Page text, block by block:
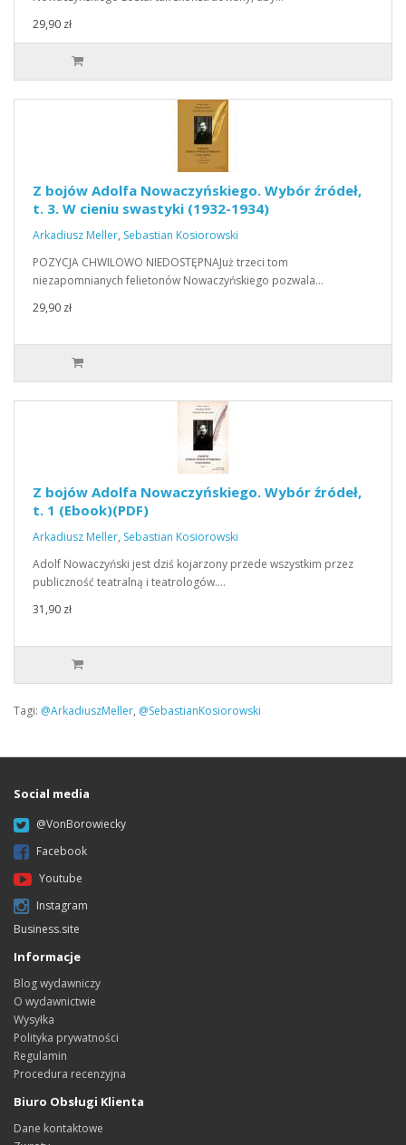
29,90 zł
Z bojów Adolfa Nowaczyńskiego. Wybór źródeł,
t. 3. W cieniu swastyki (1932-1934)
Arkadiusz Meller, Sebastian Kosiorowski
POZYCJA CHWILOWO NIEDOSTĘPNAJuż trzeci tom
niezapomnianych felietonów Nowaczyńskiego pozwala…
29,90 zł
Z bojów Adolfa Nowaczyńskiego. Wybór źródeł,
t. 1 (Ebook)(PDF)
Arkadiusz Meller, Sebastian Kosiorowski
Adolf Nowaczyński jest dziś kojarzony przede wszystkim przez
publiczność teatralną i teatrologów.…
31,90 zł
Tagi: @ArkadiuszMeller, @SebastianKosiorowski
Social media
@VonBorowiecky
Facebook
Youtube
Instagram
Business.site
Informacje
Blog wydawniczy
O wydawnictwie
Wysyłka
Polityka prywatności
Regulamin
Procedura recenzyjna
Biuro Obsługi Klienta
Dane kontaktowe